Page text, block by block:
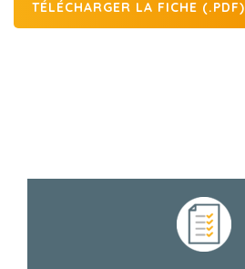
TÉLÉCHARGER LA FICHE (.PDF)